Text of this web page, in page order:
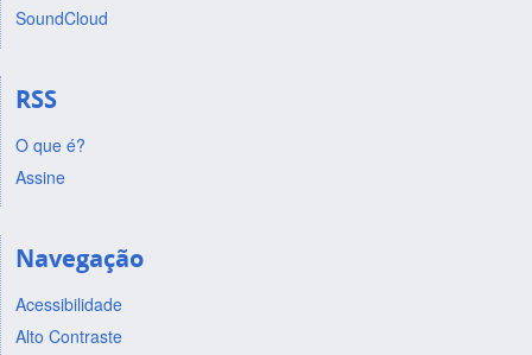
SoundCloud
RSS
O que é?
Assine
Navegação
Acessibilidade
Alto Contraste